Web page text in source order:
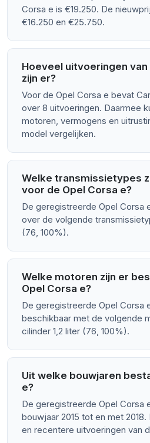
Corsa e is €19.250. De
€16.250 en €25.750.
Hoeveel uitvoeringen van
zijn er?
Voor de Opel Corsa e bevat
over 8 uitvoeringen. Daarmee
motoren, vermogens en
model vergelijken.
Welke transmissietypes
voor de Opel Corsa e?
De geregistreerde Opel Corsa
over de volgende
(76, 100%).
Welke motoren zijn er
Opel Corsa e?
De geregistreerde Opel Corsa
beschikbaar met de volgende
cilinder 1,2 liter (76, 100%).
Uit welke bouwjaren
e?
De geregistreerde Opel Corsa
bouwjaar 2015 tot en met
en recentere uitvoeringen van